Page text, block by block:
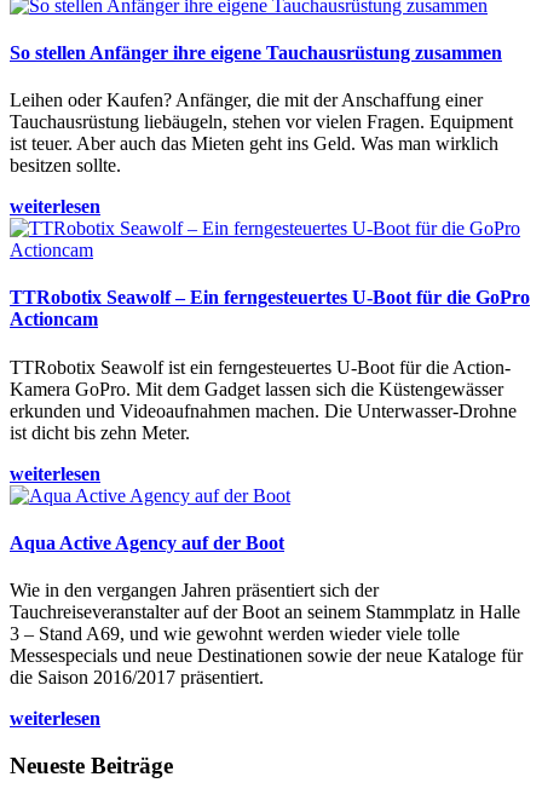
So stellen Anfänger ihre eigene Tauchausrüstung zusammen
Leihen oder Kaufen? Anfänger, die mit der Anschaffung einer
Tauchausrüstung liebäugeln, stehen vor vielen Fragen. Equipment
ist teuer. Aber auch das Mieten geht ins Geld. Was man wirklich
besitzen sollte.
weiterlesen
TTRobotix Seawolf – Ein ferngesteuertes U-Boot für die GoPro
Actioncam
TTRobotix Seawolf ist ein ferngesteuertes U-Boot für die Action-
Kamera GoPro. Mit dem Gadget lassen sich die Küstengewässer
erkunden und Videoaufnahmen machen. Die Unterwasser-Drohne
ist dicht bis zehn Meter.
weiterlesen
Aqua Active Agency auf der Boot
Wie in den vergangen Jahren präsentiert sich der
Tauchreiseveranstalter auf der Boot an seinem Stammplatz in Halle
3 – Stand A69, und wie gewohnt werden wieder viele tolle
Messespecials und neue Destinationen sowie der neue Kataloge für
die Saison 2016/2017 präsentiert.
weiterlesen
Neueste Beiträge